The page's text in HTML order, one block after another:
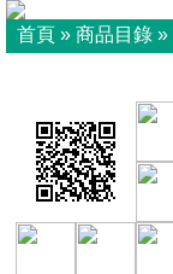
首頁 » 商品目錄 »